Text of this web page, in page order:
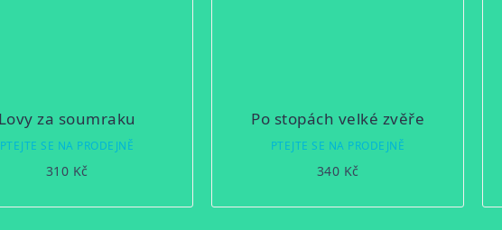
Lovy za soumraku
PTEJTE SE NA PRODEJNĚ
310 Kč
Po stopách velké zvěře
PTEJTE SE NA PRODEJNĚ
340 Kč